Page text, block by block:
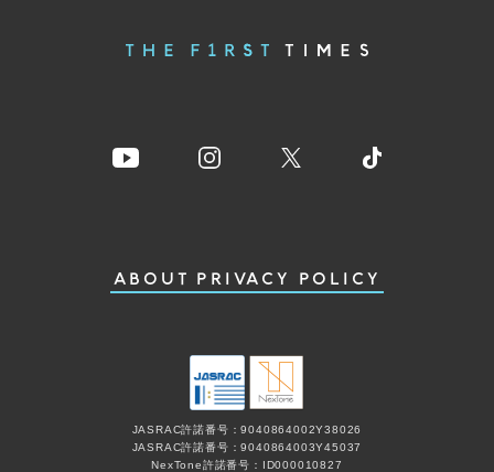
ABOUT PRIVACY POLICY
JASRAC許諾番号：9040864002Y38026
JASRAC許諾番号：9040864003Y45037
NexTone許諾番号：ID000010827